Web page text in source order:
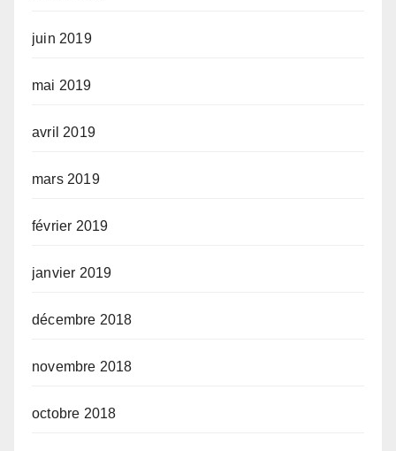
juin 2019
mai 2019
avril 2019
mars 2019
février 2019
janvier 2019
décembre 2018
novembre 2018
octobre 2018